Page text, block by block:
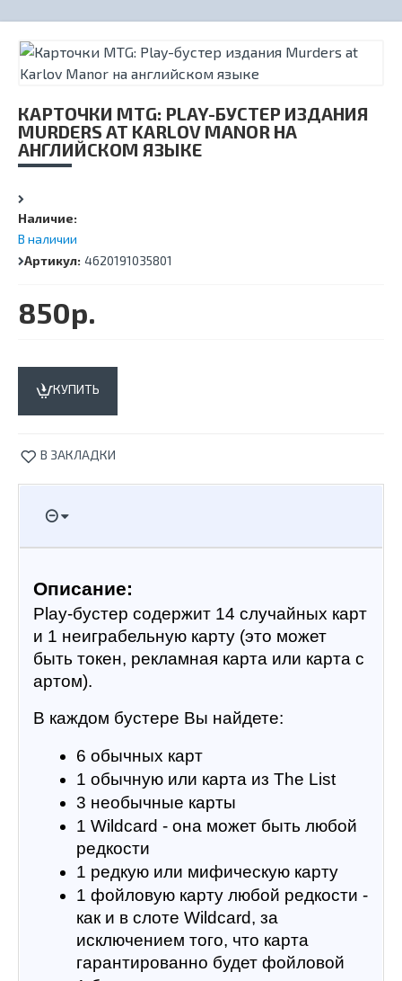
КАРТОЧКИ MTG: PLAY-БУСТЕР ИЗДАНИЯ
MURDERS AT KARLOV MANOR НА
АНГЛИЙСКОМ ЯЗЫКЕ
Наличие:
В наличии
Артикул: 4620191035801
850р.
КУПИТЬ
В ЗАКЛАДКИ
Описание:
Play-бустер содержит 14 случайных карт
и 1 неиграбельную карту (это может
быть токен, рекламная карта или карта с
артом).
В каждом бустере Вы найдете:
6 обычных карт
1 обычную или карта из The List
3 необычные карты
1 Wildcard - она может быть любой
редкости
1 редкую или мифическую карту
1 фойловую карту любой редкости -
как и в слоте Wildcard, за
исключением того, что карта
гарантированно будет фойловой